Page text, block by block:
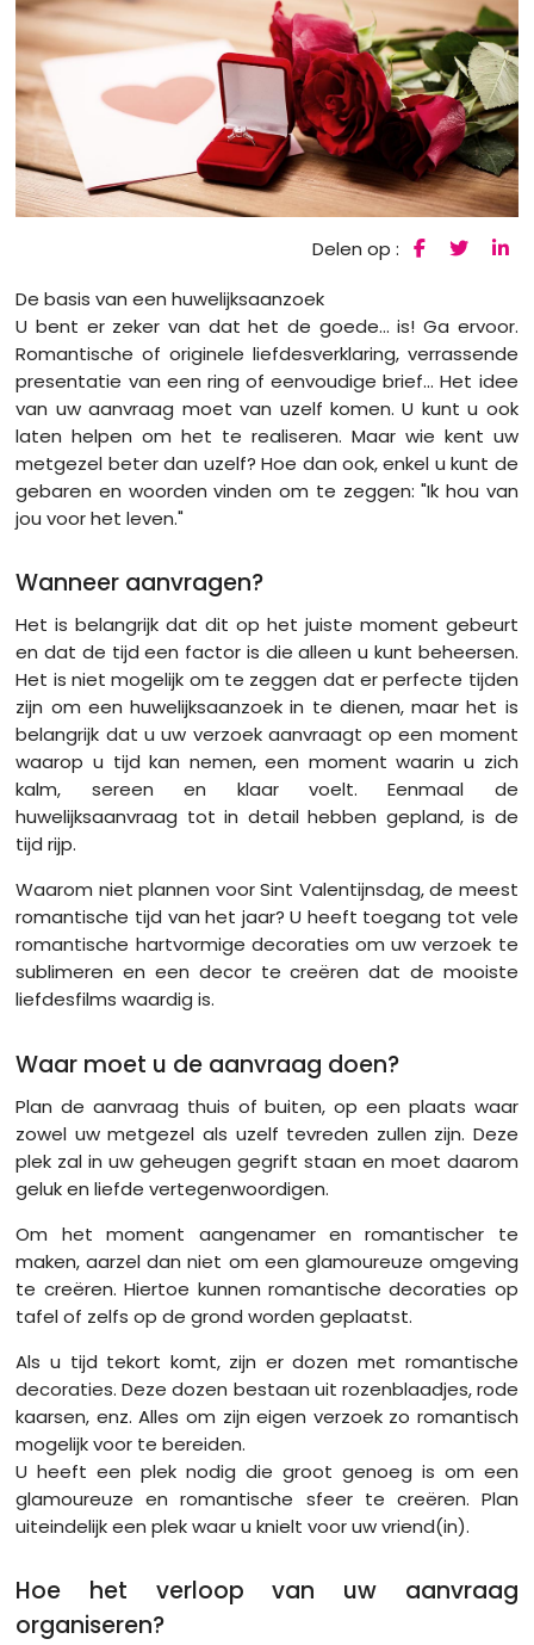
Delen op :
De basis van een huwelijksaanzoek
U bent er zeker van dat het de goede... is! Ga ervoor.
Romantische of originele liefdesverklaring, verrassende
presentatie van een ring of eenvoudige brief... Het idee
van uw aanvraag moet van uzelf komen. U kunt u ook
laten helpen om het te realiseren. Maar wie kent uw
metgezel beter dan uzelf? Hoe dan ook, enkel u kunt de
gebaren en woorden vinden om te zeggen: "Ik hou van
jou voor het leven."
Wanneer aanvragen?
Het is belangrijk dat dit op het juiste moment gebeurt
en dat de tijd een factor is die alleen u kunt beheersen.
Het is niet mogelijk om te zeggen dat er perfecte tijden
zijn om een huwelijksaanzoek in te dienen, maar het is
belangrijk dat u uw verzoek aanvraagt op een moment
waarop u tijd kan nemen, een moment waarin u zich
kalm, sereen en klaar voelt. Eenmaal de
huwelijksaanvraag tot in detail hebben gepland, is de
tijd rijp.
Waarom niet plannen voor Sint Valentijnsdag, de meest
romantische tijd van het jaar? U heeft toegang tot vele
romantische hartvormige decoraties om uw verzoek te
sublimeren en een decor te creëren dat de mooiste
liefdesfilms waardig is.
Waar moet u de aanvraag doen?
Plan de aanvraag thuis of buiten, op een plaats waar
zowel uw metgezel als uzelf tevreden zullen zijn. Deze
plek zal in uw geheugen gegrift staan en moet daarom
geluk en liefde vertegenwoordigen.
Om het moment aangenamer en romantischer te
maken, aarzel dan niet om een glamoureuze omgeving
te creëren. Hiertoe kunnen romantische decoraties op
tafel of zelfs op de grond worden geplaatst.
Als u tijd tekort komt, zijn er dozen met romantische
decoraties. Deze dozen bestaan uit rozenblaadjes, rode
kaarsen, enz. Alles om zijn eigen verzoek zo romantisch
mogelijk voor te bereiden.
U heeft een plek nodig die groot genoeg is om een
glamoureuze en romantische sfeer te creëren. Plan
uiteindelijk een plek waar u knielt voor uw vriend(in).
Hoe het verloop van uw aanvraag
organiseren?